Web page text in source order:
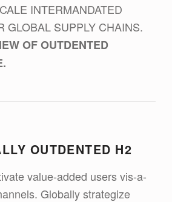
INTERMANDATED
GLOBAL SUPPLY CHAINS.
OF OUTDENTED
OUTDENTED H2
value-added users vis-a-
Globally strategize